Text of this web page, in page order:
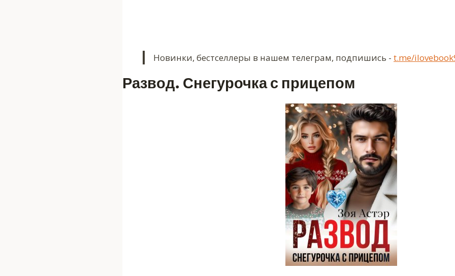
Новинки, бестселлеры в нашем телеграм, подпишись - t.me/
Развод. Снегурочка с прицепом